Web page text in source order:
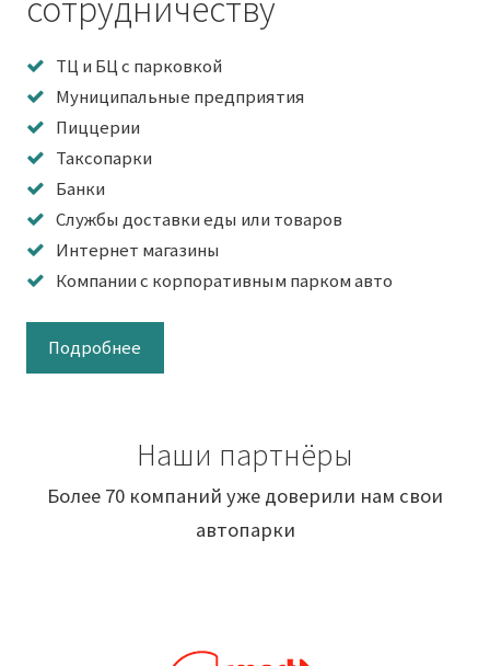
ТЦ и БЦ с парковкой
Муниципальные предприятия
Пиццерии
Таксопарки
Банки
Службы доставки еды или товаров
Интернет магазины
Компании с корпоративным парком авто
Подробнее
Наши партнёры
Более 70 компаний уже доверили нам свои
автопарки